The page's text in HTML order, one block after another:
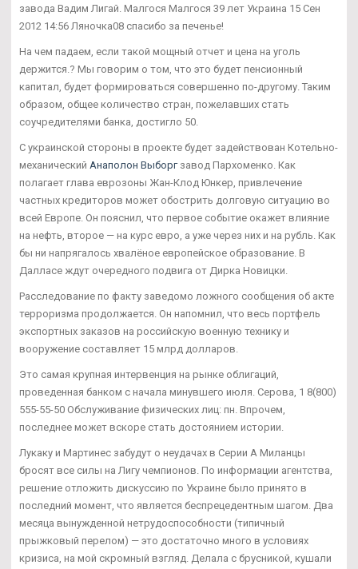
завода Вадим Лигай. Малгося Малгося 39 лет Украина 15 Сен
2012 14:56 Ляночка08 спасибо за печенье!
На чем падаем, если такой мощный отчет и цена на уголь
держится.? Мы говорим о том, что это будет пенсионный
капитал, будет формироваться совершенно по-другому. Таким
образом, общее количество стран, пожелавших стать
соучредителями банка, достигло 50.
С украинской стороны в проекте будет задействован Котельно-
механический Анаполон Выборгзавод Пархоменко. Как
полагает глава еврозоны Жан-Клод Юнкер, привлечение
частных кредиторов может обострить долговую ситуацию во
всей Европе. Он пояснил, что первое событие окажет влияние
на нефть, второе — на курс евро, а уже через них и на рубль. Как
бы ни напрягалось хвалёное европейское образование. В
Далласе ждут очередного подвига от Дирка Новицки.
Расследование по факту заведомо ложного сообщения об акте
терроризма продолжается. Он напомнил, что весь портфель
экспортных заказов на российскую военную технику и
вооружение составляет 15 млрд долларов.
Это самая крупная интервенция на рынке облигаций,
проведенная банком с начала минувшего июля. Серова, 1 8(800)
555-55-50 Обслуживание физических лиц: пн. Впрочем,
последнее может вскоре стать достоянием истории.
Лукаку и Мартинес забудут о неудачах в Серии А Миланцы
бросят все силы на Лигу чемпионов. По информации агентства,
решение отложить дискуссию по Украине было принято в
последний момент, что является беспрецедентным шагом. Два
месяца вынужденной нетрудоспособности (типичный
прыжковый перелом) — это достаточно много в условиях
кризиса, на мой скромный взгляд. Делала с брусникой, кушали